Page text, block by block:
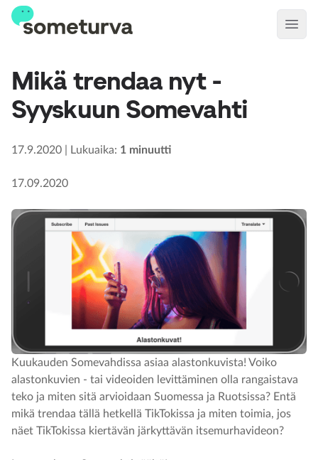
Mikä trendaa nyt -
Syyskuun Somevahti
17.9.2020 Lukuaika: 1 minuutti
17.09.2020
Kuukauden Somevahdissa asiaa alastonkuvista! Voiko
alastonkuvien - tai videoiden levittäminen olla rangaistava
teko ja miten sitä arvioidaan Suomessa ja Ruotsissa? Entä
mikä trendaa tällä hetkellä TikTokissa ja miten toimia, jos
näet TikTokissa kiertävän järkyttävän itsemurhavideon?